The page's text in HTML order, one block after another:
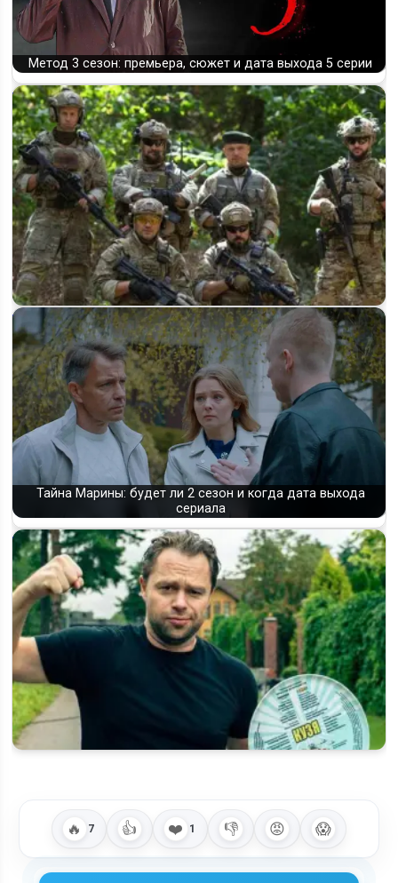
Метод 3 сезон: премьера, сюжет и дата выхода 5 серии
Будет ли 2 сезон «Позывной неизвестен» — что известно о
продолжении сериала
Тайна Марины: будет ли 2 сезон и когда дата выхода
сериала
🔥 7 👍 ❤️ 1 👎 😡 😱